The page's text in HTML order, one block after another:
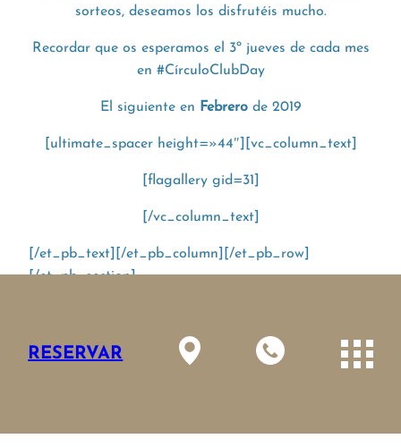
RESERVAR
sorteos, deseamos los disfrutéis mucho.
Recordar que os esperamos el 3º jueves de cada mes
en #CírculoClubDay
El siguiente en Febrerode 2019
[ultimate_spacer height=»44″][vc_column_text]
[flagallery gid=31]
[/vc_column_text]
[/et_pb_text][/et_pb_column][/et_pb_row]
[/et_pb_section]
SIGUIENTE